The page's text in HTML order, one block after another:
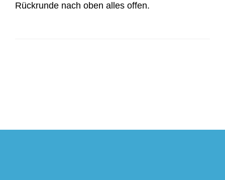
Rückrunde nach oben alles offen.